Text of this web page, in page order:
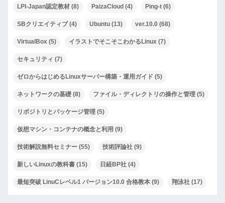
LPI-Japan認定教材 (8) PaizaCloud (4) Ping-t (6)
SBクリエイティブ(4) Ubuntu (13) ver.10.0 (68)
VirtualBox (5) イラストでそこそこわかるLinux (7)
セキュリティ (7)
ゼロからはじめるLinuxサーバー構築・運用ガイド (5)
ネットワークの基礎 (8) ファイル・ディレクトリの操作と管理 (5)
リポジトリとパッケージ管理 (5)
仮想マシン・コンテナの概念と利用 (9)
技術解説無料セミナー (55) 技術評論社 (9)
新しいLinuxの教科書 (15) 日経BP社 (4)
最短突破 LinuCレベル1 バージョン10.0 合格教本 (9) 翔泳社 (17)